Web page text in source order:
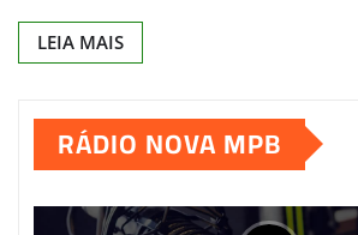
LEIA MAIS
RÁDIO NOVA MPB